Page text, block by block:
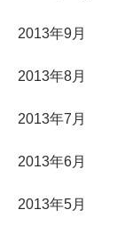
2013年9月
2013年8月
2013年7月
2013年6月
2013年5月